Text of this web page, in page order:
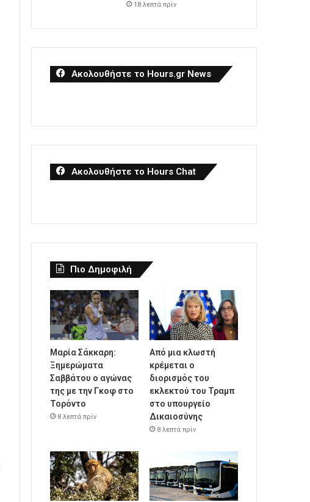
18 λεπτά πρίν
Ακολουθήστε το Hours.gr News
Ακολουθήστε το Hours Chat
Πιο Δημοφιλή
Μαρία Σάκκαρη:
Ξημερώματα
Σαββάτου ο αγώνας
της με την Γκοφ στο
Τορόντο
8 λεπτά πρίν
Από μια κλωστή
κρέμεται ο
διορισμός του
εκλεκτού του Τραμπ
στο υπουργείο
Δικαιοσύνης
8 λεπτά πρίν